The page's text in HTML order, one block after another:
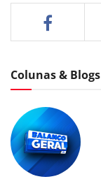
Colunas & Blogs